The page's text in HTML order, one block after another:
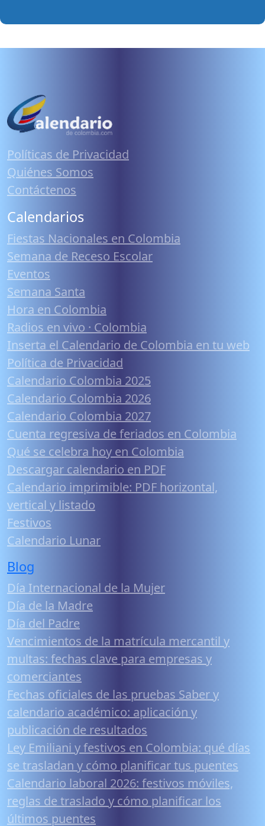
Políticas de Privacidad
Quiénes Somos
Contáctenos
Calendarios
Fiestas Nacionales en Colombia
Semana de Receso Escolar
Eventos
Semana Santa
Hora en Colombia
Radios en vivo · Colombia
Inserta el Calendario de Colombia en tu web
Política de Privacidad
Calendario Colombia 2025
Calendario Colombia 2026
Calendario Colombia 2027
Cuenta regresiva de feriados en Colombia
Qué se celebra hoy en Colombia
Descargar calendario en PDF
Calendario imprimible: PDF horizontal,
vertical y listado
Festivos
Calendario Lunar
Blog
Día Internacional de la Mujer
Día de la Madre
Día del Padre
Vencimientos de la matrícula mercantil y
multas: fechas clave para empresas y
comerciantes
Fechas oficiales de las pruebas Saber y
calendario académico: aplicación y
publicación de resultados
Ley Emiliani y festivos en Colombia: qué días
se trasladan y cómo planificar tus puentes
Calendario laboral 2026: festivos móviles,
reglas de traslado y cómo planificar los
últimos puentes